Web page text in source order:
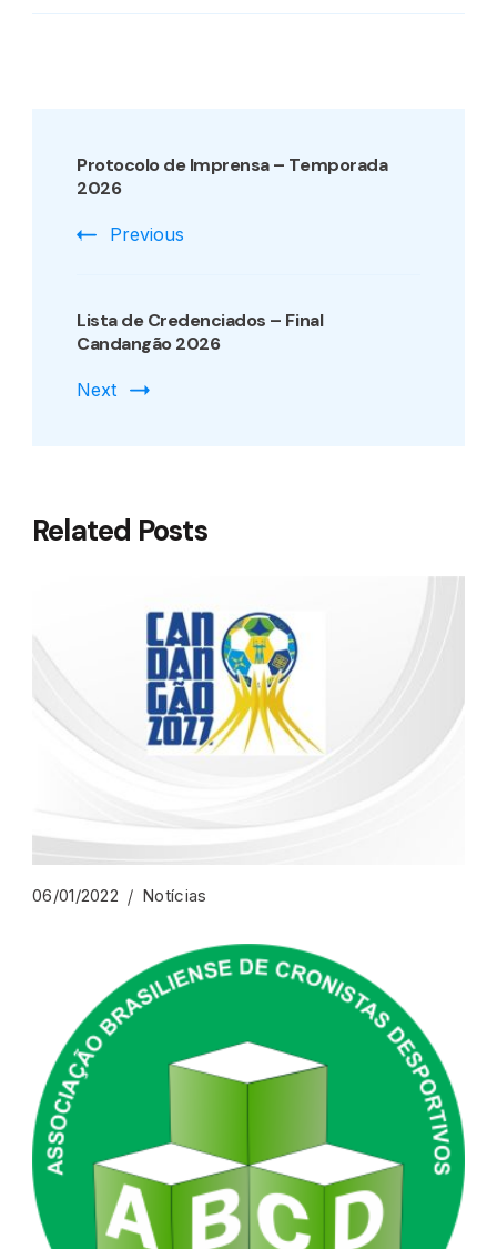
Navigation
Protocolo de Imprensa – Temporada
2026
Previous
Lista de Credenciados – Final
Candangão 2026
Next
Related Posts
06/01/2022 Notícias